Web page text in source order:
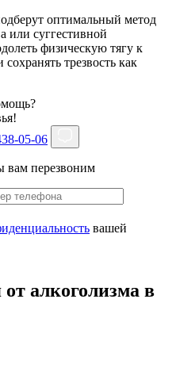
оптимальный метод
или суггестивной
физическую тягу к
трезвость как
05-06
вам перезвоним
вашей
алкоголизма в